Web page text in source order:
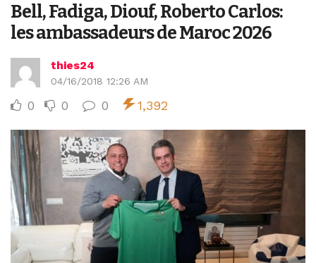
Bell, Fadiga, Diouf, Roberto Carlos:
les ambassadeurs de Maroc 2026
thies24
04/16/2018 12:26 AM
0 0 0 1,392